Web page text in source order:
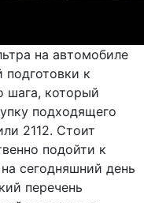
на автомобиле
подготовки к
шага, который
подходящего
2112. Стоит
подойти к
сегодняшний день
перечень